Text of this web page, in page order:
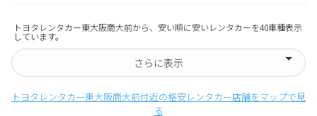
トヨタレンタカー東大阪商大前から、安い順に安いレンタカーを40車種表示
しています。
さらに表示
トヨタレンタカー東大阪商大前付近の格安レンタカー店舗をマップで見
る